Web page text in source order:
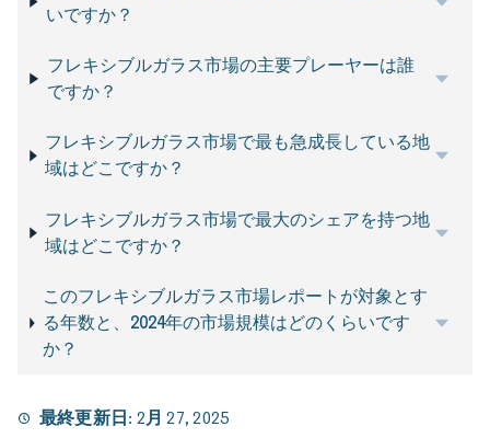
いですか？
フレキシブルガラス市場の主要プレーヤーは誰
ですか？
フレキシブルガラス市場で最も急成長している地
域はどこですか？
フレキシブルガラス市場で最大のシェアを持つ地
域はどこですか？
このフレキシブルガラス市場レポートが対象とす
る年数と、2024年の市場規模はどのくらいです
か？
最終更新日: 2月 27, 2025